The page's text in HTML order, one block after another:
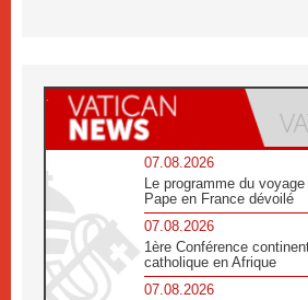
07.08.2026
Le programme du
Pape en France dévoilé
07.08.2026
1ère Conférence
catholique en Afrique
07.08.2026